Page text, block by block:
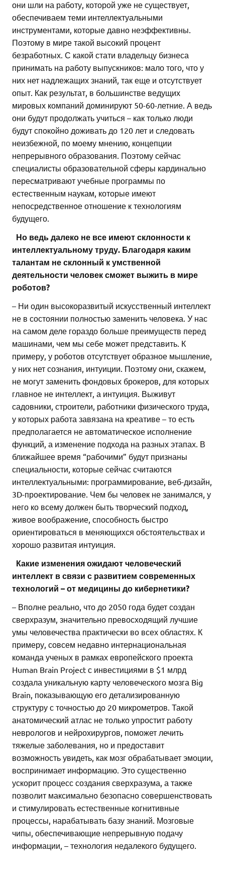
они шли на работу, которой уже не существует,
обеспечиваем теми интеллектуальными
инструментами, которые давно неэффективны.
Поэтому в мире такой высокий процент
безработных. С какой стати владельцу бизнеса
принимать на работу выпускников: мало того, что у
них нет надлежащих знаний, так еще и отсутствует
опыт. Как результат, в большинстве ведущих
мировых компаний доминируют 50-60-летние. А ведь
они будут продолжать учиться – как только люди
будут спокойно доживать до 120 лет и следовать
неизбежной, по моему мнению, концепции
непрерывного образования. Поэтому сейчас
специалисты образовательной сферы кардинально
пересматривают учебные программы по
естественным наукам, которые имеют
непосредственное отношение к технологиям
будущего.
Но ведь далеко не все имеют склонности к
интеллектуальному труду. Благодаря каким
талантам не склонный к умственной
деятельности человек сможет выжить в мире
роботов?
– Ни один высокоразвитый искусственный интеллект
не в состоянии полностью заменить человека. У нас
на самом деле гораздо больше преимуществ перед
машинами, чем мы себе может представить. К
примеру, у роботов отсутствует образное мышление,
у них нет сознания, интуиции. Поэтому они, скажем,
не могут заменить фондовых брокеров, для которых
главное не интеллект, а интуиция. Выживут
садовники, строители, работники физического труда,
у которых работа завязана на креативе – то есть
предполагается не автоматическое исполнение
функций, а изменение подхода на разных этапах. В
ближайшее время “рабочими” будут признаны
специальности, которые сейчас считаются
интеллектуальными: программирование, веб-дизайн,
3D-проектирование. Чем бы человек не занимался, у
него ко всему должен быть творческий подход,
живое воображение, способность быстро
ориентироваться в меняющихся обстоятельствах и
хорошо развитая интуиция.
Какие изменения ожидают человеческий
интеллект в связи с развитием современных
технологий – от медицины до кибернетики?
– Вполне реально, что до 2050 года будет создан
сверхразум, значительно превосходящий лучшие
умы человечества практически во всех областях. К
примеру, совсем недавно интернациональная
команда ученых в рамках европейского проекта
Human Brain Project с инвестициями в $1 млрд
создала уникальную карту человеческого мозга Big
Brain, показывающую его детализированную
структуру с точностью до 20 микрометров. Такой
анатомический атлас не только упростит работу
неврологов и нейрохирургов, поможет лечить
тяжелые заболевания, но и предоставит
возможность увидеть, как мозг обрабатывает эмоции,
воспринимает информацию. Это существенно
ускорит процесс создания сверхразума, а также
позволит максимально безопасно совершенствовать
и стимулировать естественные когнитивные
процессы, нарабатывать базу знаний. Мозговые
чипы, обеспечивающие непрерывную подачу
информации, – технология недалекого будущего.